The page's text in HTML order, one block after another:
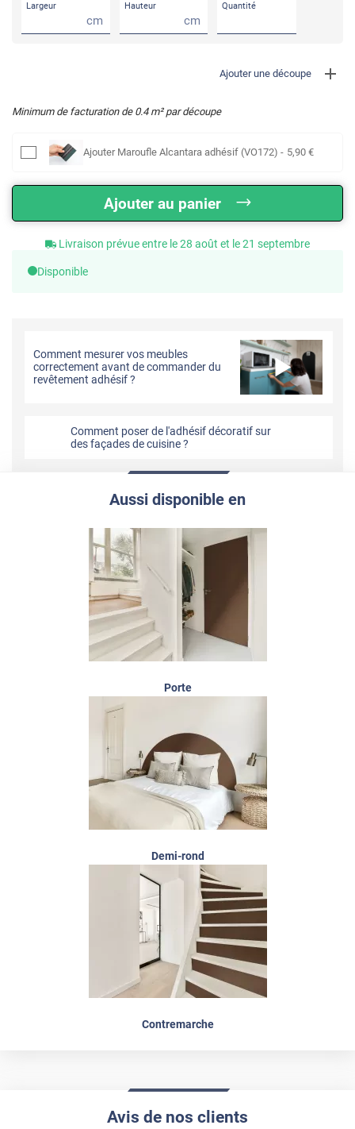
Largeur
cm
Hauteur
cm
Quantité
Ajouter une découpe
Minimum de facturation de 0.4m² par découpe
Ajouter Maroufle Alcantara adhésif (VO172) - 5,90 €
Ajouter au panier
Livraison prévue entre le 28 août et le 21 septembre
Disponible
Comment mesurer vos meubles
correctement avant de commander du
revêtement adhésif ?
Comment poser de l'adhésif décoratif sur
des façades de cuisine ?
Aussi disponible en
Porte
Demi-rond
Contremarche
Avis de nos clients